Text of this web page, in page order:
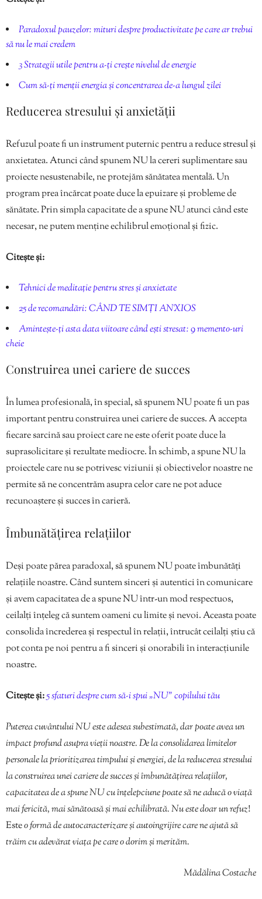
Paradoxul pauzelor: mituri despre productivitate pe care ar trebui
să nu le mai credem
3 Strategii utile pentru a-ți crește nivelul de energie
Cum să-ți menții energia și concentrarea de-a lungul zilei
Reducerea stresului și anxietății
Refuzul poate fi un instrument puternic pentru a reduce stresul și
anxietatea. Atunci când spunem NU la cereri suplimentare sau
proiecte nesustenabile, ne protejăm sănătatea mentală. Un
program prea încărcat poate duce la epuizare și probleme de
sănătate. Prin simpla capacitate de a spune NU atunci când este
necesar, ne putem menține echilibrul emoțional și fizic.
Citește și:
Tehnici de meditație pentru stres și anxietate
25 de recomandări: CÂND TE SIMȚI ANXIOS
Amintește-ți asta data viitoare când ești stresat: 9 memento-uri
cheie
Construirea unei cariere de succes
În lumea profesională, în special, să spunem NU poate fi un pas
important pentru construirea unei cariere de succes. A accepta
fiecare sarcină sau proiect care ne este oferit poate duce la
suprasolicitare și rezultate mediocre. În schimb, a spune NU la
proiectele care nu se potrivesc viziunii și obiectivelor noastre ne
permite să ne concentrăm asupra celor care ne pot aduce
recunoaștere și succes în carieră.
Îmbunătățirea relațiilor
Deși poate părea paradoxal, să spunem NU poate îmbunătăți
relațiile noastre. Când suntem sinceri și autentici în comunicare
și avem capacitatea de a spune NU într-un mod respectuos,
ceilalți înțeleg că suntem oameni cu limite și nevoi. Aceasta poate
consolida încrederea și respectul în relații, întrucât ceilalți știu că
pot conta pe noi pentru a fi sinceri și onorabili în interacțiunile
noastre.
Citește și:5 sfaturi despre cum să-i spui „NU” copilului tău
Puterea cuvântului NU este adesea subestimată, dar poate avea un
impact profund asupra vieții noastre. De la consolidarea limitelor
personale la prioritizarea timpului și energiei, de la reducerea stresului
la construirea unei cariere de succes și îmbunătățirea relațiilor,
capacitatea de a spune NU cu înțelepciune poate să ne aducă o viață
mai fericită, mai sănătoasă și mai echilibrată. Nu este doar un refuz!
Esteo formă de autocaracterizare și autoingrijire care ne ajută să
trăim cu adevărat viața pe care o dorim și merităm.
Mădălina Costache